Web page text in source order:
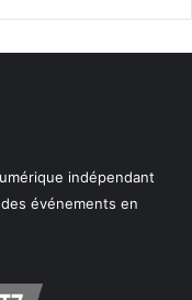
indépendant
des événements en